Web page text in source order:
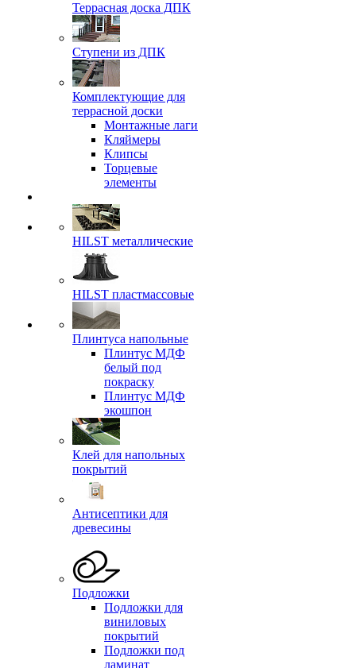
Террасная доска ДПК
Ступени из ДПК
Комплектующие для
террасной доски
Монтажные лаги
Кляймеры
Клипсы
Торцевые
элементы
HILST металлические
HILST пластмассовые
Плинтуса напольные
Плинтус МДФ
белый под
покраску
Плинтус МДФ
экошпон
Клей для напольных
покрытий
Антисептики для
древесины
Подложки
Подложки для
виниловых
покрытий
Подложки под
ламинат